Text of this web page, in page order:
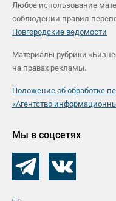
Любое использование
соблюдении правил
Новгородские ведомости
Материалы рубрики
на правах рекламы.
Положение об обработке
«Агентство
Мы в соцсетях